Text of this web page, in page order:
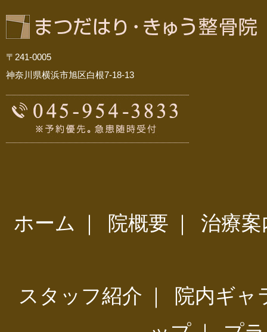
〒241-0005
神奈川県横浜市旭区白根7-18-13
ホーム ｜ 院概要 ｜ 治療案
スタッフ紹介 ｜
院内ギャ